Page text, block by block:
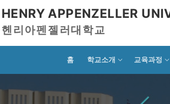
HENRY APPENZELLER
헨리아펜젤러대학교
홈 학교소개 교육과정